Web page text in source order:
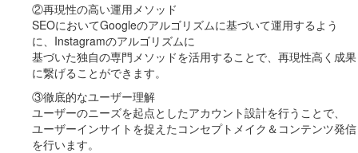
②再現性の高い運用メソッド
SEOにおいてGoogleのアルゴリズムに基づいて運用するよう
に、Instagramのアルゴリズムに
基づいた独自の専門メソッドを活用することで、再現性高く成果
に繋げることができます。
③徹底的なユーザー理解
ユーザーのニーズを起点としたアカウント設計を行うことで、
ユーザーインサイトを捉えたコンセプトメイク＆コンテンツ発信
を行います。